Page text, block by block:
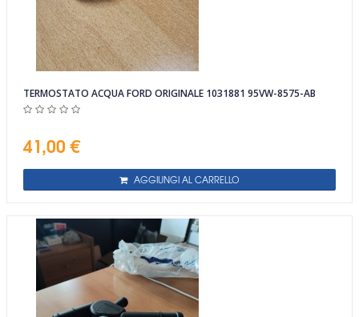
TERMOSTATO ACQUA FORD ORIGINALE 1031881 95VW-8575-AB
41,00 €
AGGIUNGI AL CARRELLO